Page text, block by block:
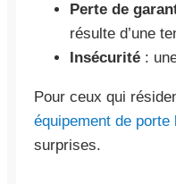
Perte de
résulte d’une
Insécurité :
Pour ceux qui
équipement de porte
surprises.